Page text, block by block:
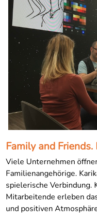
Family and
Viele Unternehmen
Familienangehörige.
spielerische Verbindung.
Mitarbeitende erleben
und positiven